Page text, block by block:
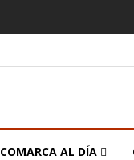
COMARCA AL DÍA